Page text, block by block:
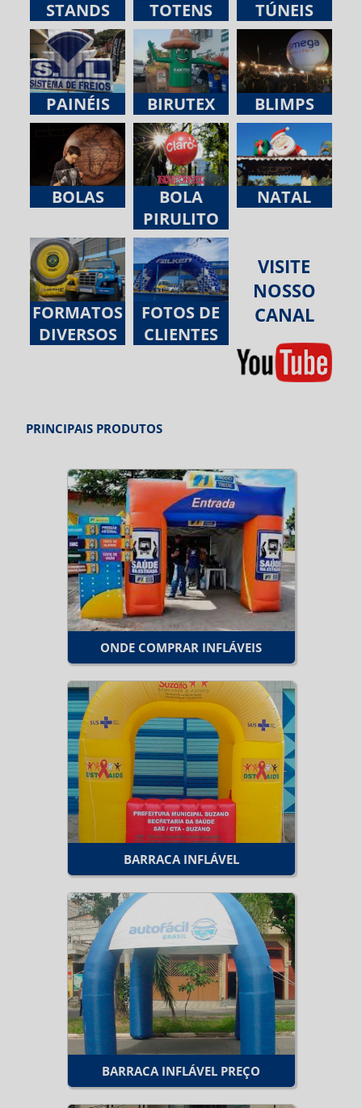
STANDS TOTENS TÚNEIS
PAINÉIS BIRUTEX BLIMPS
BOLAS
BOLA
PIRULITO
NATAL
FORMATOS
DIVERSOS
FOTOS DE
CLIENTES
VISITE
NOSSO
CANAL
PRINCIPAIS PRODUTOS
ONDE COMPRAR INFLÁVEIS
BARRACA INFLÁVEL
BARRACA INFLÁVEL PREÇO